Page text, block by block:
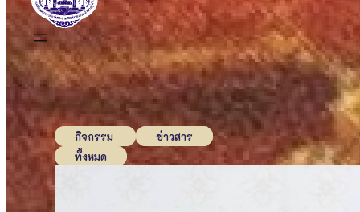
กิจกรรม
ข่าวสาร
ทั้งหมด